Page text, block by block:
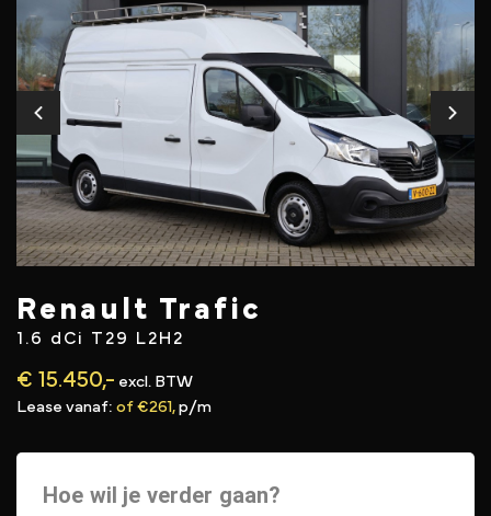
Renault Trafic
1.6 dCi T29 L2H2
€ 15.450,- excl. BTW
Lease vanaf: of €261, p/m